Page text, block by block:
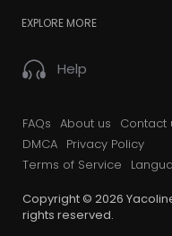
EXPLORE MORE
Help
FAQs About us
Contact
DMCA Privacy Policy
Terms of Service
Copyright © 2026
rights reserved.